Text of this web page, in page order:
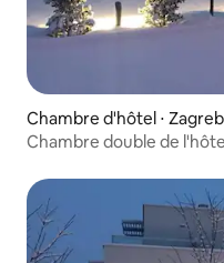
Chambre d'hôtel ⋅ Zagreb
Chambre double de